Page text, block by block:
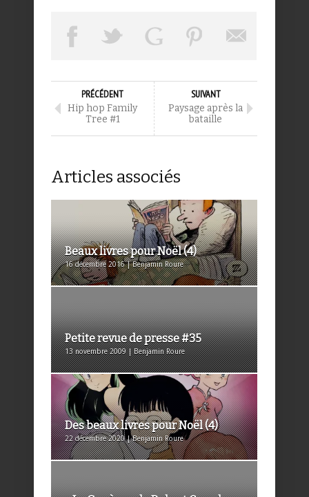
PRÉCÉDENT
Hip hop Family
Tree #1
SUIVANT
Paysage après la
bataille
Articles associés
Beaux livres pour Noël (4)
16 décembre 2016 | Benjamin Roure
Petite revue de presse #35
13 novembre 2009 | Benjamin Roure
Des beaux livres pour Noël (4)
22 décembre 2020 | Benjamin Roure